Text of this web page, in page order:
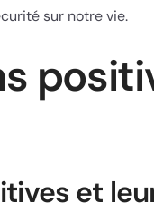
sur notre vie.
et